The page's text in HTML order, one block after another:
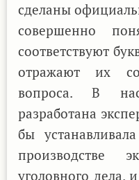
сделаны
совершенно
соответствуют
отражают их
вопроса. В
разработана
бы
производстве
уголовного дела,